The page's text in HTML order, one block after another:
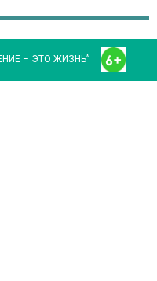
– ЭТО ЖИЗНЬ”